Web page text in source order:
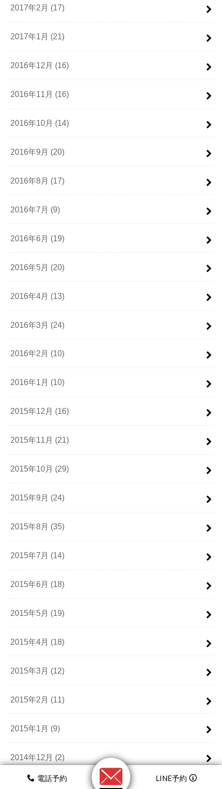
電話予約 LINE予約
2017年2月 (17)
2017年1月 (21)
2016年12月 (16)
2016年11月 (16)
2016年10月 (14)
2016年9月 (20)
2016年8月 (17)
2016年7月 (9)
2016年6月 (19)
2016年5月 (20)
2016年4月 (13)
2016年3月 (24)
2016年2月 (10)
2016年1月 (10)
2015年12月 (16)
2015年11月 (21)
2015年10月 (29)
2015年9月 (24)
2015年8月 (35)
2015年7月 (14)
2015年6月 (18)
2015年5月 (19)
2015年4月 (18)
2015年3月 (12)
2015年2月 (11)
2015年1月 (9)
2014年12月 (2)